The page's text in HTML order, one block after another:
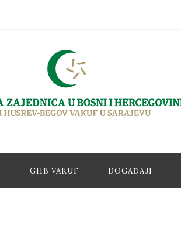
GHB VAKUF DOGAĐAJI